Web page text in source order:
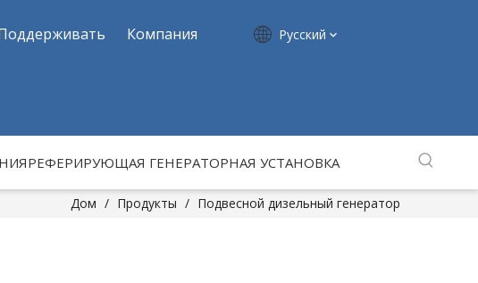
Компания Pусский
РЕФЕРИРУЮЩАЯ ГЕНЕРАТОРНАЯ УСТАНОВКА
Дом / Продукты / Подвесной дизельный генератор